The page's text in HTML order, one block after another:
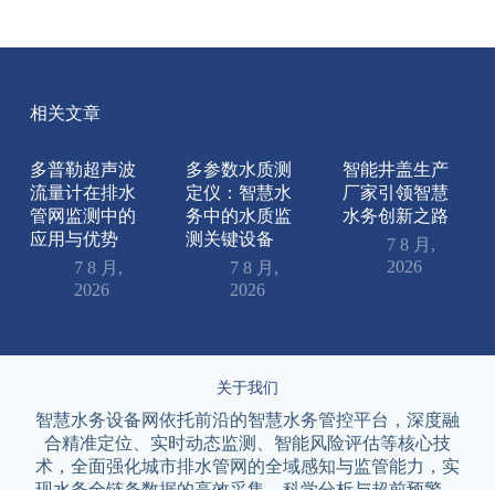
相关文章
多普勒超声波
流量计在排水
管网监测中的
应用与优势
7 8 月,
2026
多参数水质测
定仪：智慧水
务中的水质监
测关键设备
7 8 月,
2026
智能井盖生产
厂家引领智慧
水务创新之路
7 8 月,
2026
关于我们
智慧水务设备网依托前沿的智慧水务管控平台，深度融
合精准定位、实时动态监测、智能风险评估等核心技
术，全面强化城市排水管网的全域感知与监管能力，实